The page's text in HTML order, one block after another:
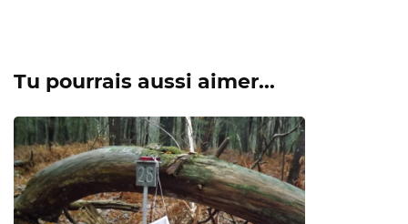
Tu pourrais aussi aimer...